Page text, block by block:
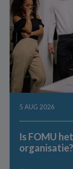
5 AUG 2026
Is FOMU
organisatie?